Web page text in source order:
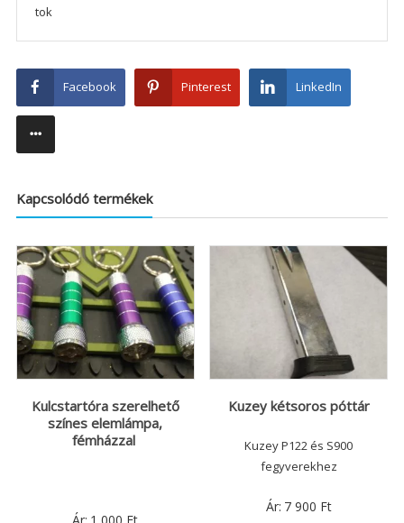
tok
Facebook Pinterest LinkedIn
Kapcsolódó termékek
Kulcstartóra szerelhető
színes elemlámpa,
fémházzal
Kuzey kétsoros póttár
Kuzey P122 és S900
fegyverekhez
Ár: 7 900 Ft